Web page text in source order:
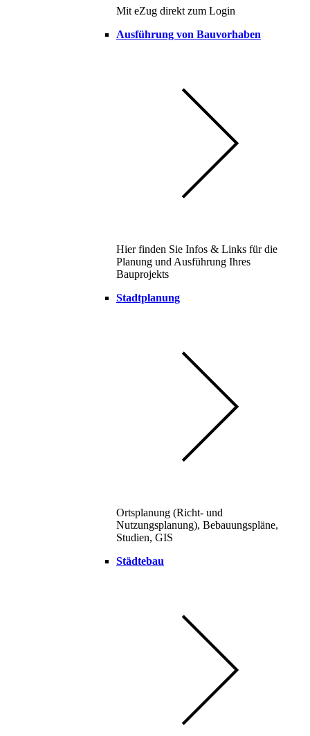
Mit eZug direkt zum Login
Ausführung von Bauvorhaben
Hier finden Sie Infos & Links für die
Planung und Ausführung Ihres
Bauprojekts
Stadtplanung
Ortsplanung (Richt- und
Nutzungsplanung), Bebauungspläne,
Studien, GIS
Städtebau